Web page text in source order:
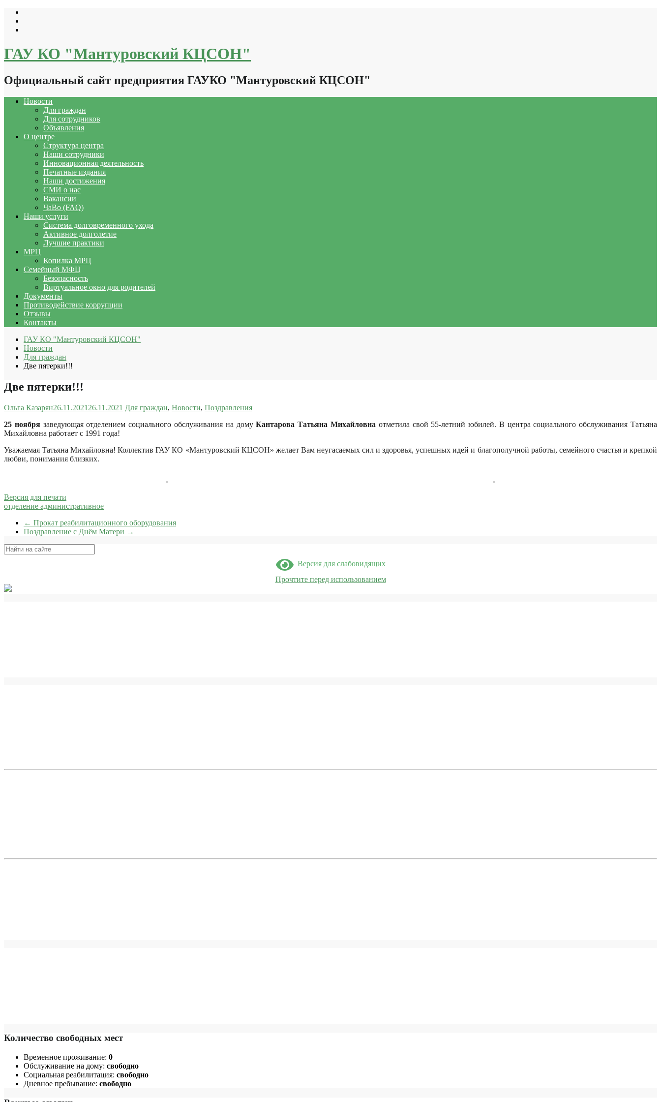
Перейти
содержимому
ГАУ КО "Мантуровский КЦСОН"
Официальный сайт предприятия ГАУКО "Мантуровский КЦСОН"
Новости
Для граждан
Для сотрудников
Объявления
О центре
Структура центра
Наши сотрудники
Инновационная деятельность
Печатные издания
Наши достижения
СМИ о нас
Вакансии
ЧаВо (FAQ)
Наши услуги
Система долговременного ухода
Активное долголетие
Лучшие практики
МРЦ
Копилка МРЦ
Семейный МФЦ
Безопасность
Виртуальное окно для родителей
Документы
Противодействие коррупции
Отзывы
Контакты
ГАУ КО "Мантуровский КЦСОН"
Новости
Для граждан
Две пятерки!!!
Две пятерки!!!
Ольга Казарян26.11.2021 26.11.2021 Для граждан, Новости, Поздравления
25 ноябрязаведующая отделением социального обслуживания на домуКантарова Татьяна Михайловна отметила свой 55-летний юбилей. В центра социального обслуживания Татьяна
Михайловна работает с 1991 года!
Уважаемая Татьяна Михайловна! Коллектив ГАУ КО «Мантуровский КЦСОН» желает Вам неугасаемых сил и здоровья, успешных идей и благополучной работы, семейного счастья и крепкой
любви, понимания близких.
Версия для печати
отделение административное
← Прокат реабилитационного оборудования
Поздравление с Днём Матери →
Поиск
Версия для слабовидящих
Прочтите перед использованием
Количество свободных мест
Временное проживание: 0
Обслуживание на дому: свободно
Социальная реабилитация: свободно
Дневное пребывание: свободно